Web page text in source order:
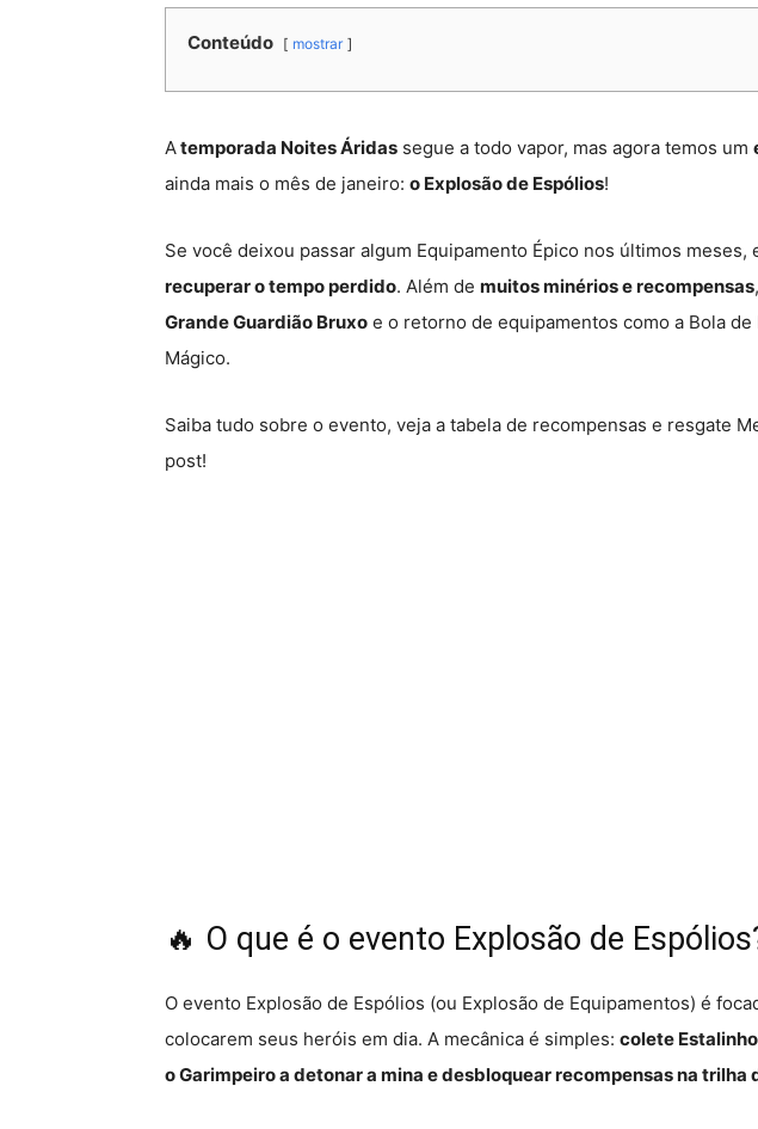
Conteúdo mostrar
Atemporada Noites Áridas segue a todo vapor, mas agora temos um
ainda mais o mês de janeiro: o Explosão de Espólios!
Se você deixou passar algum Equipamento Épico nos últimos meses,
recuperar o tempo perdido. Além de muitos minérios e recompensas
Grande Guardião Bruxo e o retorno de equipamentos como a Bola de
Mágico.
Saiba tudo sobre o evento, veja a tabela de recompensas e resgate
post!
🔥 O que é o evento Explosão de
O evento Explosão de Espólios (ou Explosão de Equipamentos) é
colocarem seus heróis em dia. A mecânica é simples: colete
o Garimpeiro a detonar a mina e desbloquear recompensas na trilha